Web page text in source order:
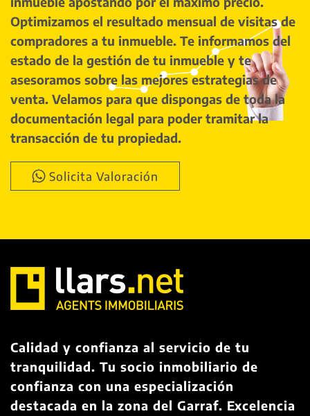
Optimizamos el resultado mensual de visitas de
compradores a tu inmueble. Te informamos del
estado de la gestión de tu inmueble y te
asesoramos sobre las mejores estrategias de
venta. Velamos para que dispongas de toda la
documentación legal para poder tramitar la
transacción de tu propiedad.
Solicita Valoración
Calidad y confianza al servicio de tu
tranquilidad. Tu socio inmobiliario de
confianza con una especialización
destacada en la zona del Garraf. Excelencia